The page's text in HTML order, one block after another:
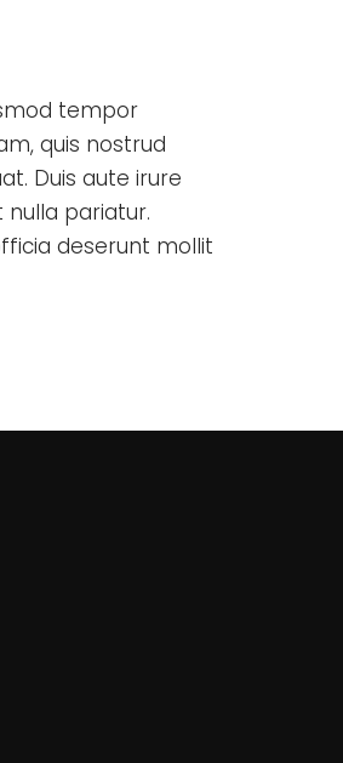
tempor
quis nostrud
Duis aute irure
pariatur.
deserunt mollit